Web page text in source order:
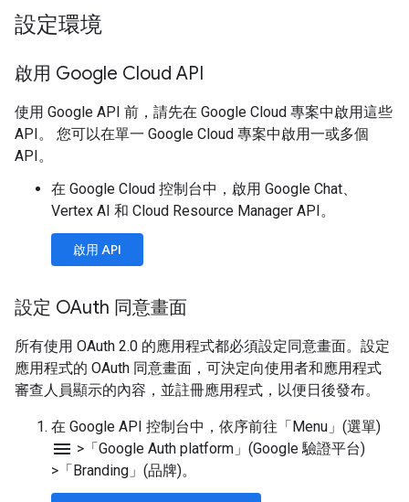
設定環境
啟用 Google Cloud API
使用 Google API 前，請先在 Google Cloud 專案中啟用這些
API。 您可以在單一 Google Cloud 專案中啟用一或多個
API。
在 Google Cloud 控制台中，啟用 Google Chat、
Vertex AI 和 Cloud Resource Manager API。
啟用 API
設定 OAuth 同意畫面
所有使用 OAuth 2.0 的應用程式都必須設定同意畫面。設定
應用程式的 OAuth 同意畫面，可決定向使用者和應用程式
審查人員顯示的內容，並註冊應用程式，以便日後發布。
在 Google API 控制台中，依序前往「Menu」(選單)
menu > 「Google Auth platform」(Google 驗證平台)
> 「Branding」(品牌)。